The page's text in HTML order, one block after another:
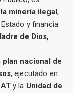
minería ilegal ,
y financia
de Dios,
plan nacional de
, ejecutado en
y la Unidad de